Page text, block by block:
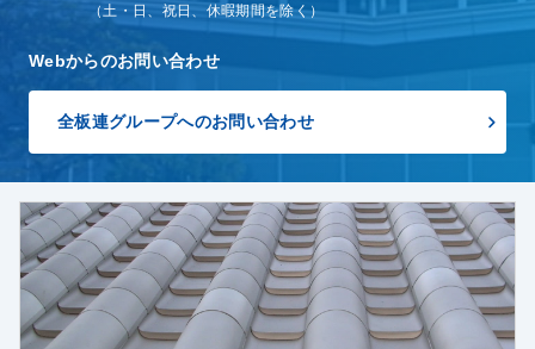
（土・日、祝日、休暇期間を除く）
Webからのお問い合わせ
全板連グループへのお問い合わせ